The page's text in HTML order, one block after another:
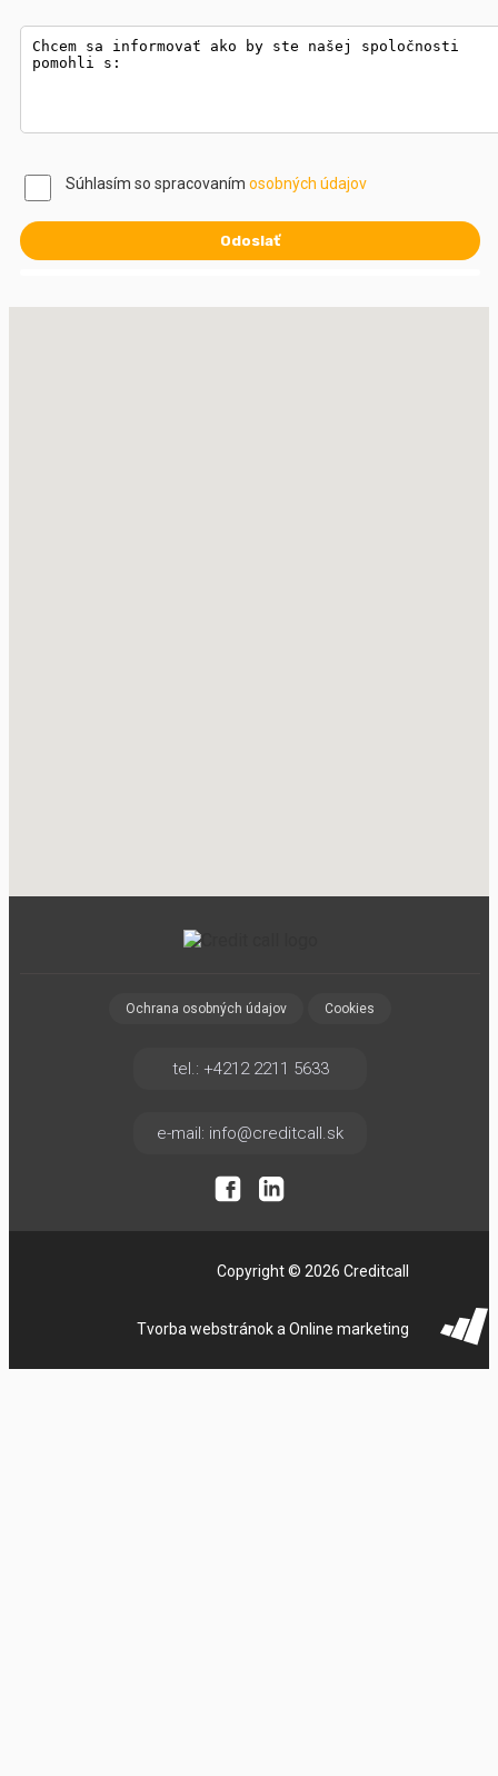
Súhlasím so spracovaním osobných údajov
Ochrana osobných údajov Cookies
tel.: +4212 2211 5633
e-mail: info@creditcall.sk
Copyright © 2026 Creditcall
Tvorba webstránok a Online marketing